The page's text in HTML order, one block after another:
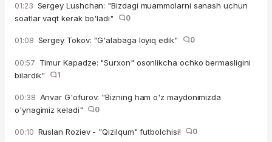
01:23 Sergey Lushchan: "Bizdagi muammolarni sanash uchun
soatlar vaqt kerak bo'ladi"
0
01:08 Sergey Tokov: "G'alabaga loyiq edik" 0
00:57 Timur Kapadze: "Surxon" osonlikcha ochko bermasligini
bilardik"
1
00:38 Anvar G'ofurov: "Bizning ham o'z maydonimizda
o'ynagimiz keladi"
0
00:10 Ruslan Roziev - "Qizilqum" futbolchisi! 0